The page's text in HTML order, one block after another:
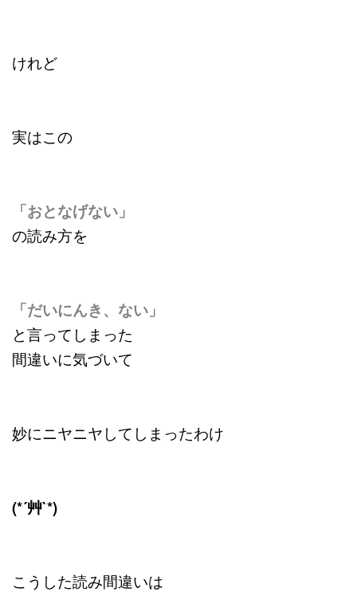
けれど
実はこの
「おとなげない」
の読み方を
「だいにんき、ない」
と言ってしまった
間違いに気づいて
妙にニヤニヤしてしまったわけ
(*´艸`*)
こうした読み間違いは